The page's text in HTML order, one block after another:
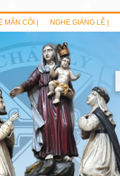
CÔI | NGHE GIẢNG LỄ |